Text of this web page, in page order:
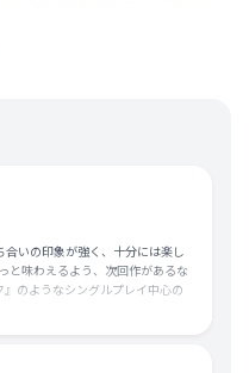
合いの印象が強く、十分には楽し
と味わえるよう、次回作があるな
のようなシングルプレイ中心の